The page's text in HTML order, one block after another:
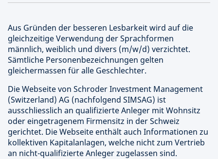
Aus Gründen der besseren Lesbarkeit wird auf die
gleichzeitige Verwendung der Sprachformen
männlich, weiblich und divers (m/w/d) verzichtet.
Sämtliche Personenbezeichnungen gelten
gleichermassen für alle Geschlechter.
Die Webseite von Schroder Investment Management
(Switzerland) AG (nachfolgend SIMSAG) ist
ausschliesslich an qualifizierte Anleger mit Wohnsitz
oder eingetragenem Firmensitz in der Schweiz
gerichtet. Die Webseite enthält auch Informationen zu
kollektiven Kapitalanlagen, welche nicht zum Vertrieb
an nicht-qualifizierte Anleger zugelassen sind.